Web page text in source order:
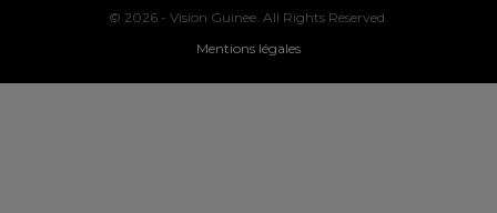
© 2026 - Vision Guinee. All Rights Reserved.
Mentions légales